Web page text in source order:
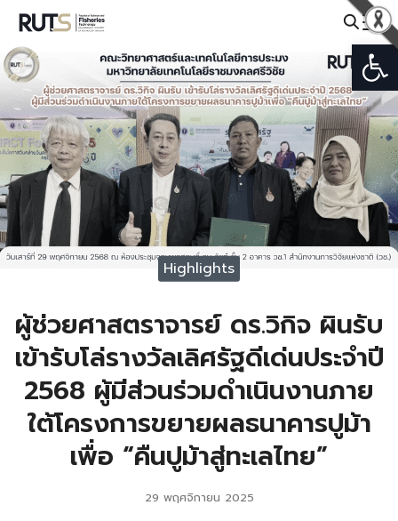
Skip
content
Search
for:
Highlights
ผู้ช่วยศาสตราจารย์ ดร.วิกิจ ผินรับ
เข้ารับโล่รางวัลเลิศรัฐดีเด่นประจำปี
2568 ผู้มีส่วนร่วมดำเนินงานภาย
ใต้โครงการขยายผลธนาคารปูม้า
เพื่อ “คืนปูม้าสู่ทะเลไทย”
29 พฤศจิกายน 2025